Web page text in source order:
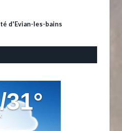
d'Evian-les-bains